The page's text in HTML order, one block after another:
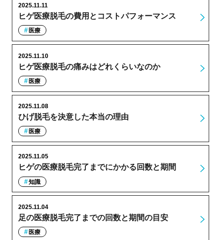
ヒゲ医療脱毛の費用とコストパフォーマンス
2025.11.11
医療
ヒゲ医療脱毛の痛みはどれくらいなのか
2025.11.10
医療
ひげ脱毛を決意した本当の理由
2025.11.08
医療
ヒゲの医療脱毛完了までにかかる回数と期間
2025.11.05
知識
足の医療脱毛完了までの回数と期間の目安
2025.11.04
医療